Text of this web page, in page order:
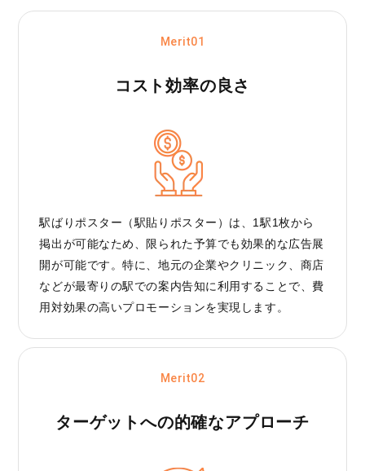
Merit01
コスト効率の良さ
駅ばりポスター（駅貼りポスター）は、1駅1枚から
掲出が可能なため、限られた予算でも効果的な広告展
開が可能です。特に、地元の企業やクリニック、商店
などが最寄りの駅での案内告知に利用することで、費
用対効果の高いプロモーションを実現します。
Merit02
ターゲットへの的確なアプローチ